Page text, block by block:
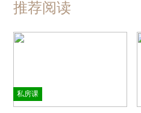
推荐阅读
私房课